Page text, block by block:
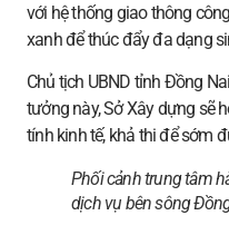
với hệ thống giao thông
xanh để thúc đẩy đa dạng
Chủ tịch UBND tỉnh Đồng
tưởng này, Sở Xây dựng sẽ
tính kinh tế, khả thi để sớm
Phối cảnh trung tâm
dịch vụ bên sông